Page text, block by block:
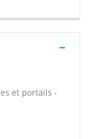
et portails -